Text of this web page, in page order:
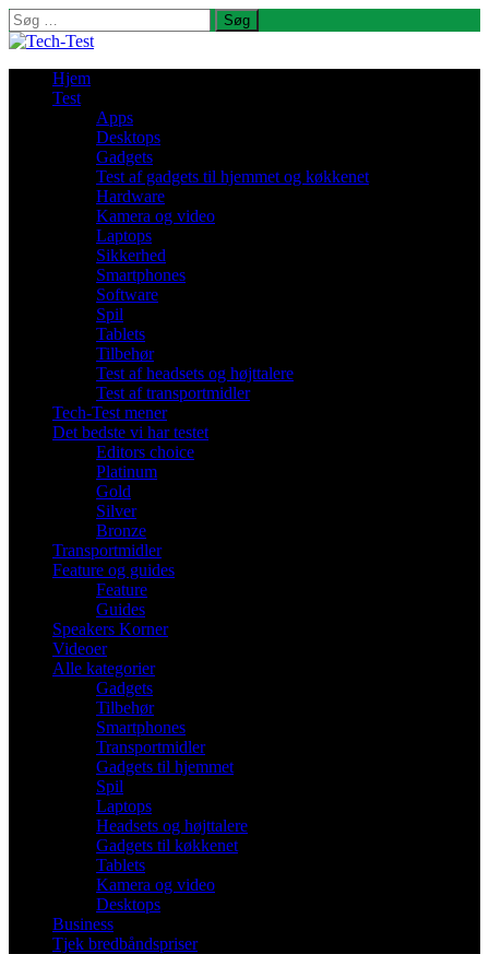
Søg
efter:
Hjem
Test
Apps
Desktops
Gadgets
Test af gadgets til hjemmet og køkkenet
Hardware
Kamera og video
Laptops
Sikkerhed
Smartphones
Software
Spil
Tablets
Tilbehør
Test af headsets og højttalere
Test af transportmidler
Tech-Test mener
Det bedste vi har testet
Editors choice
Platinum
Gold
Silver
Bronze
Transportmidler
Feature og guides
Feature
Guides
Speakers Korner
Videoer
Alle kategorier
Gadgets
Tilbehør
Smartphones
Transportmidler
Gadgets til hjemmet
Spil
Laptops
Headsets og højttalere
Gadgets til køkkenet
Tablets
Kamera og video
Desktops
Business
Tjek bredbåndspriser